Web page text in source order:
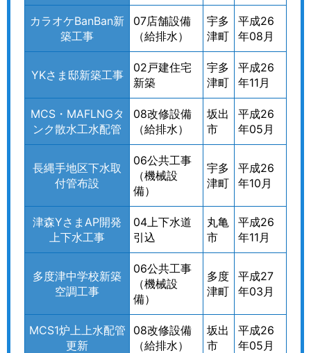
カラオケBanBan新
築工事
07店舗設備
（給排水）
宇多
津町
平成26
年08月
YKさま邸新築工事
02戸建住宅
新築
宇多
津町
平成26
年11月
MCS・MAFLNGタ
ンク散水工水配管
08改修設備
（給排水）
坂出
市
平成26
年05月
長縄手地区下水取
付管布設
06公共工事
（機械設
備）
宇多
津町
平成26
年10月
津森YさまAP開発
上下水工事
04上下水道
引込
丸亀
市
平成26
年11月
多度津中学校新築
空調工事
06公共工事
（機械設
備）
多度
津町
平成27
年03月
MCS1炉上上水配管
更新
08改修設備
（給排水）
坂出
市
平成26
年05月